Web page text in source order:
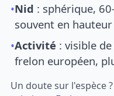
•Nid : sphérique,
souvent en
•Activité : visible
frelon européen,
Un doute sur l'espèce